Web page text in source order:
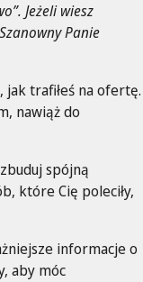
Jeżeli wiesz
Panie
jak trafiłeś na ofertę.
nawiąż do
spójną
które Cię poleciły,
informacje o
aby móc